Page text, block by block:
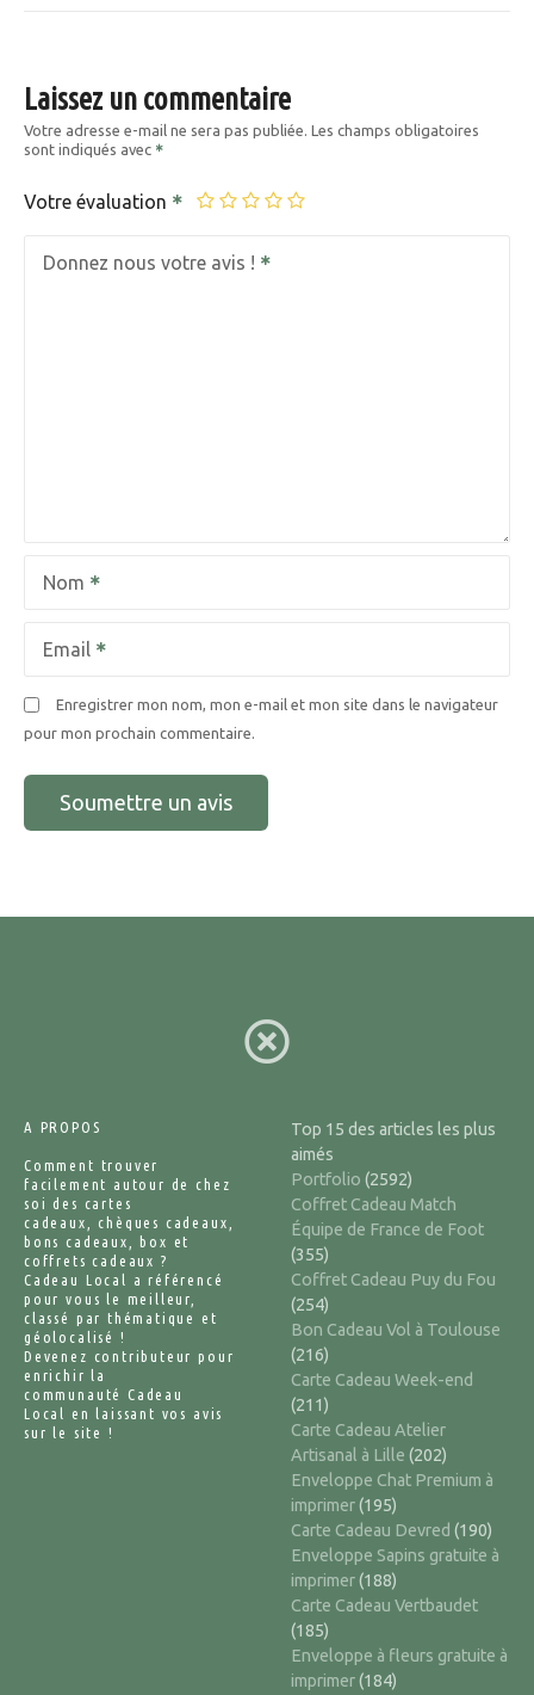
Laissez un commentaire
Votre adresse e-mail ne sera pas publiée. Les champs obligatoires
sont indiqués avec
Votre évaluation
Donnez nous votre avis !
Nom
Email
Enregistrer mon nom, mon e-mail et mon site dans le navigateur
pour mon prochain commentaire.
A PROPOS
Comment trouver
facilement autour de chez
soi des cartes
cadeaux, chèques cadeaux,
bons cadeaux, box et
coffrets cadeaux ?
Cadeau Local a référencé
pour vous le meilleur,
classé par thématique et
géolocalisé !
Devenez contributeur pour
enrichir la
communauté Cadeau
Local en laissant vos avis
sur le site !
Top 15 des articles les plus
aimés
Portfolio (2592)
Coffret Cadeau Match
Équipe de France de Foot
(355)
Coffret Cadeau Puy du Fou
(254)
Bon Cadeau Vol à Toulouse
(216)
Carte Cadeau Week-end
(211)
Carte Cadeau Atelier
Artisanal à Lille (202)
Enveloppe Chat Premium à
imprimer(195)
Carte Cadeau Devred (190)
Enveloppe Sapins gratuite à
imprimer(188)
Carte Cadeau Vertbaudet
(185)
Enveloppe à fleurs gratuite à
imprimer(184)